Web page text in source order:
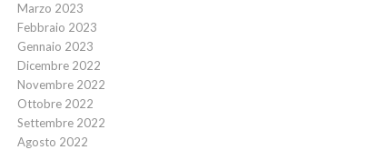
Marzo 2023
Febbraio 2023
Gennaio 2023
Dicembre 2022
Novembre 2022
Ottobre 2022
Settembre 2022
Agosto 2022